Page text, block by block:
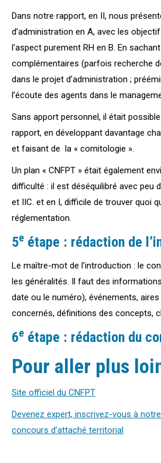
Dans notre rapport, en II, nous
d’administration en A, avec les
l’aspect purement RH en B. En
complémentaires (parfois recherche
dans le projet d’administration ;
l’écoute des agents dans le
Sans apport personnel, il était
rapport, en développant davantage
et faisant de la « comitologie ».
Un plan « CNFPT » était également
difficulté : il est déséquilibré avec peu
et IIC. et en I, difficile de trouver quoi
réglementation.
5e étape : rédaction de
Le maître-mot de l’introduction : le
les généralités. Il faut des
date ou le numéro), événements,
concernés, définitions des concepts,
6e étape : rédaction du
Pour aller plus
Site officiel du CNFPT
Devenez expert, inscrivez-vous à
concours d’attaché territorial